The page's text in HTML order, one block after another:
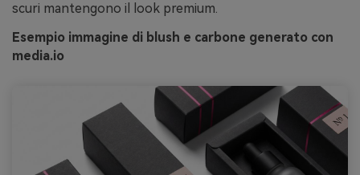
scuri mantengono il look premium.
Esempio immagine di blush e carbone generato con
media.io